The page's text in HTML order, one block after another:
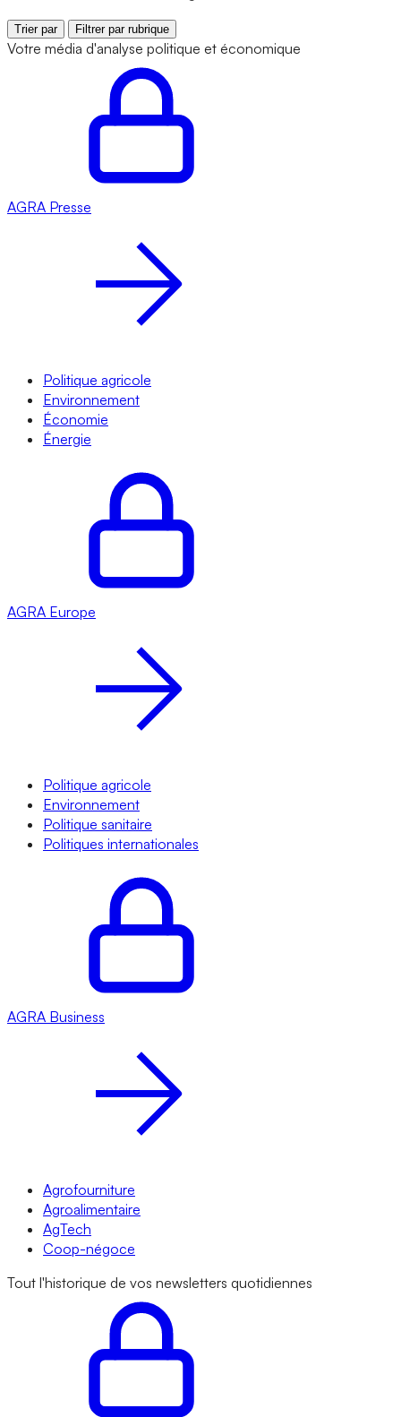
Trier par Filtrer par rubrique
Votre média d'analyse politique et économique
AGRA Presse
Politique agricole
Environnement
Économie
Énergie
AGRA Europe
Politique agricole
Environnement
Politique sanitaire
Politiques internationales
AGRA Business
Agrofourniture
Agroalimentaire
AgTech
Coop-négoce
Tout l'historique de vos newsletters quotidiennes